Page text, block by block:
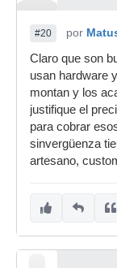
#20 por
Claro que son
usan hardware
montan y los
justifique el
para cobrar
sinvergüenza
artesano,